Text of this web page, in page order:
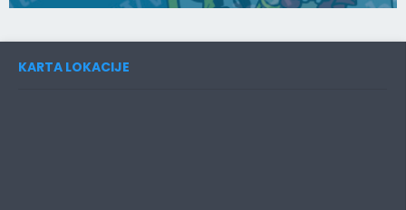
KARTA LOKACIJE